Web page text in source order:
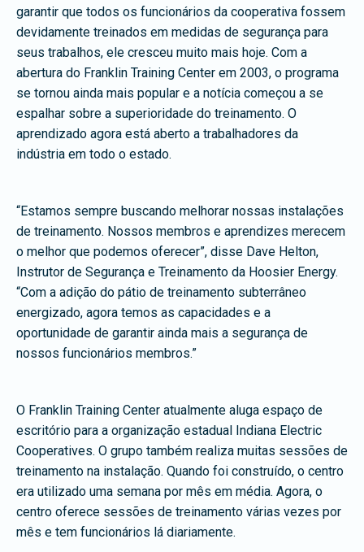
garantir que todos os funcionários da cooperativa fossem
devidamente treinados em medidas de segurança para
seus trabalhos, ele cresceu muito mais hoje. Com a
abertura do Franklin Training Center em 2003, o programa
se tornou ainda mais popular e a notícia começou a se
espalhar sobre a superioridade do treinamento. O
aprendizado agora está aberto a trabalhadores da
indústria em todo o estado.
“Estamos sempre buscando melhorar nossas instalações
de treinamento. Nossos membros e aprendizes merecem
o melhor que podemos oferecer”, disse Dave Helton,
Instrutor de Segurança e Treinamento da Hoosier Energy.
“Com a adição do pátio de treinamento subterrâneo
energizado, agora temos as capacidades e a
oportunidade de garantir ainda mais a segurança de
nossos funcionários membros.”
O Franklin Training Center atualmente aluga espaço de
escritório para a organização estadual Indiana Electric
Cooperatives. O grupo também realiza muitas sessões de
treinamento na instalação. Quando foi construído, o centro
era utilizado uma semana por mês em média. Agora, o
centro oferece sessões de treinamento várias vezes por
mês e tem funcionários lá diariamente.